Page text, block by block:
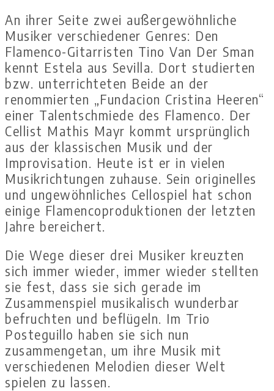
An ihrer Seite zwei außergewöhnliche
Musiker verschiedener Genres: Den
Flamenco-Gitarristen Tino Van Der Sman
kennt Estela aus Sevilla. Dort studierten
bzw. unterrichteten Beide an der
renommierten „Fundacion Cristina Heeren“
einer Talentschmiede des Flamenco. Der
Cellist Mathis Mayr kommt ursprünglich
aus der klassischen Musik und der
Improvisation. Heute ist er in vielen
Musikrichtungen zuhause. Sein originelles
und ungewöhnliches Cellospiel hat schon
einige Flamencoproduktionen der letzten
Jahre bereichert.
Die Wege dieser drei Musiker kreuzten
sich immer wieder, immer wieder stellten
sie fest, dass sie sich gerade im
Zusammenspiel musikalisch wunderbar
befruchten und beflügeln. Im Trio
Posteguillo haben sie sich nun
zusammengetan, um ihre Musik mit
verschiedenen Melodien dieser Welt
spielen zu lassen.